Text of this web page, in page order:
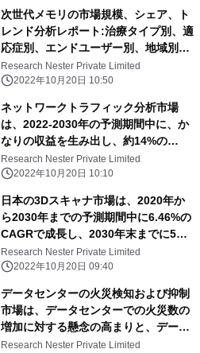
次世代メモリの市場規模、シェア、ト
レンド分析レポート:治療タイプ別、適
応症別、エンドユーザー別、地域別、
セグメント別予測(2021~2030年)
Research Nester Private Limited
2022年10月20日 10:50
ネットワークトラフィック分析市場
は、2022-2030年の予測期間中に、か
なりの収益を生み出し、約14%の
CAGRで成長すると推定されていま
す。
Research Nester Private Limited
2022年10月20日 10:10
日本の3Dスキャナ市場は、2020年か
ら2030年までの予測期間中に6.46%の
CAGRで成長し、2030年末までに5億
300万米ドルの収益を得ると推定され
ています。
Research Nester Private Limited
2022年10月20日 09:40
データセンターの火災検知および抑制
市場は、データセンターでの火災数の
増加に対する懸念の高まりと、データ
センターのラック密度の年々の増加に
Research Nester Private Limited